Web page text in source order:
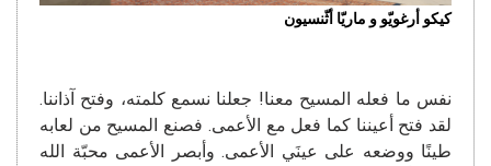
كيكو أرغويّو و ماريّا أثّنسيون
نفس ما فعله المسيح معنا! جعلنا نسمع كلمته، وفتح آذاننا.
لقد فتح أعيننا كما فعل مع الأعمى. فصنع المسيح من لعابه
طينًا ووضعه على عينَي الأعمى. وأبصر الأعمى محبّة الله